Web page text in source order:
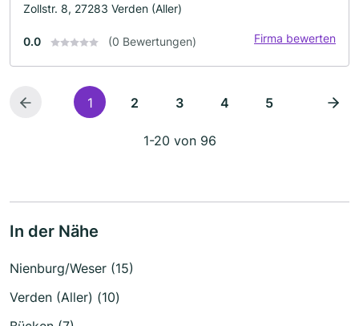
Zollstr. 8, 27283 Verden (Aller)
0.0 (0 Bewertungen) Firma bewerten
1 2 3 4 5
1-20 von 96
In der Nähe
Nienburg/Weser (15)
Verden (Aller) (10)